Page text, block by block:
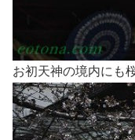
お初天神の境内にも